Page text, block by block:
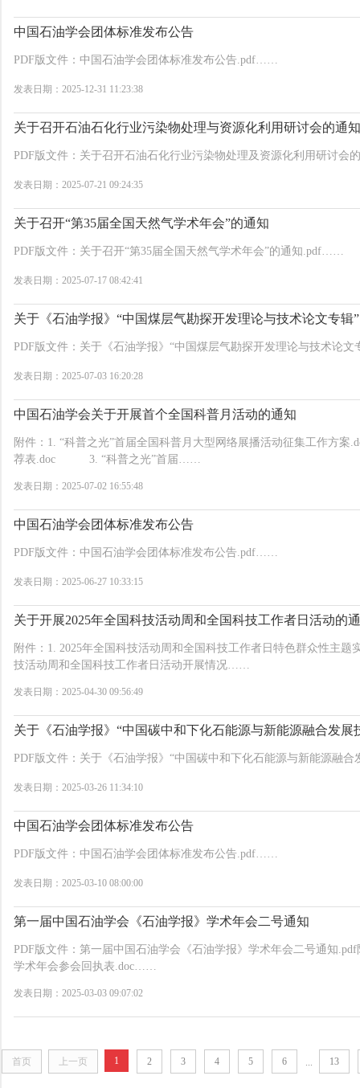
中国石油学会团体标准发布公告
PDF版文件：中国石油学会团体标准发布公告.pdf……
发表日期：2025-12-31 11:23:38
关于召开石油石化行业污染物处理与资源化利用研讨会的通
PDF版文件：关于召开石油石化行业污染物处理及资源化利用研讨
发表日期：2025-07-21 09:24:35
关于召开“第35届全国天然气学术年会”的通知
PDF版文件：关于召开“第35届全国天然气学术年会”的通知.pdf……
发表日期：2025-07-17 08:42:41
关于《石油学报》“中国煤层气勘探开发理论与技术论文专辑
PDF版文件：关于《石油学报》“中国煤层气勘探开发理论与技术论
发表日期：2025-07-03 16:20:28
中国石油学会关于开展首个全国科普月活动的通知
附件：1. “科普之光”首届全国科普月大型网络展播活动征集工作
荐表.doc 3. “科普之光”首届……
发表日期：2025-07-02 16:55:48
中国石油学会团体标准发布公告
PDF版文件：中国石油学会团体标准发布公告.pdf……
发表日期：2025-06-27 10:33:15
关于开展2025年全国科技活动周和全国科技工作者日活动的
附件：1. 2025年全国科技活动周和全国科技工作者日特色群众性
技活动周和全国科技工作者日活动开展情况……
发表日期：2025-04-30 09:56:49
关于《石油学报》“中国碳中和下化石能源与新能源融合发展
PDF版文件：关于《石油学报》“中国碳中和下化石能源与新能源融
发表日期：2025-03-26 11:34:10
中国石油学会团体标准发布公告
PDF版文件：中国石油学会团体标准发布公告.pdf……
发表日期：2025-03-10 08:00:00
第一届中国石油学会《石油学报》学术年会二号通知
PDF版文件：第一届中国石油学会《石油学报》学术年会二号通知
学术年会参会回执表.doc……
发表日期：2025-03-03 09:07:02
首页 上一页 1 2 3 4 5 6 ... 13